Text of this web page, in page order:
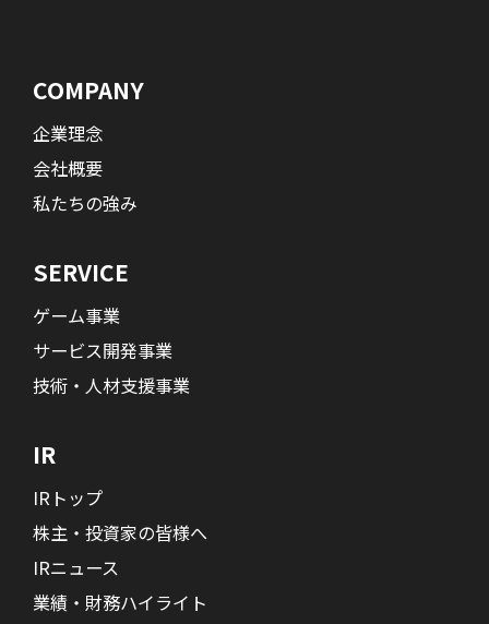
COMPANY
企業理念
会社概要
私たちの強み
SERVICE
ゲーム事業
サービス開発事業
技術・人材支援事業
IR
IRトップ
株主・投資家の皆様へ
IRニュース
業績・財務ハイライト